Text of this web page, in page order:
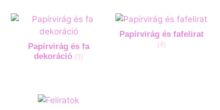
Papírvirág és fa
dekoráció (5)
Papírvirág és fafelirat
(4)